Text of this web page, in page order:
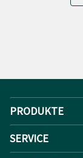
PRODUKTE
SERVICE